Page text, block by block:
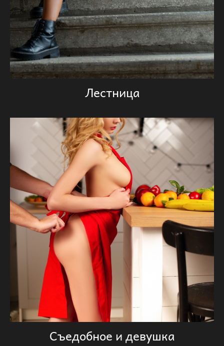
Лестница
Съедобное и девушка